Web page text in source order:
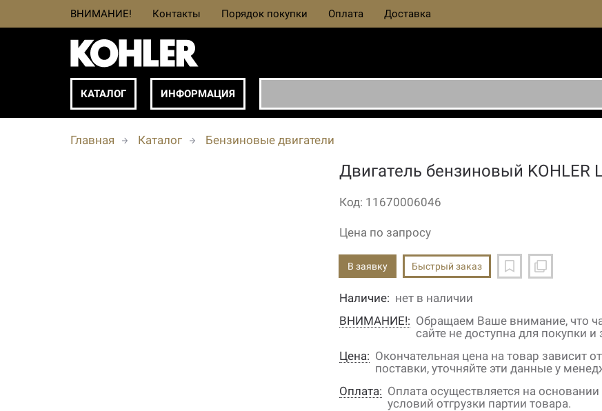
ВНИМАНИЕ! Контакты Порядок покупки Оплата Доставка
КАТАЛОГ ИНФОРМАЦИЯ
Главная Каталог Бензиновые двигатели
Двигатель бензиновый KOHLER
Код: 11670006046
Цена по запросу
В заявку Быстрый заказ
Наличие: нет в наличии
ВНИМАНИЕ!: Обращаем Ваше внимание, что
сайте не доступна для покупки и
Цена: Окончательная цена на товар зависит
поставки, уточняйте эти данные у
Оплата: Оплата осуществляется на
условий отгрузки партии товара.